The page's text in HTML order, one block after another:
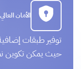
الأمان العالي
توفير طبقات
حيث يمكن تكوين